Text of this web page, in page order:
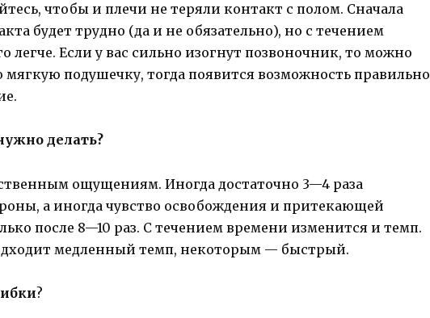
чтобы и плечи не теряли контакт с полом. Сначала
будет трудно (да и не обязательно), но с течением
легче. Если у вас сильно изогнут позвоночник, то можно
подушечку, тогда появится возмож­ность правильно
делать?
ощущениям. Иногда достаточно 3—4 раза
а иногда чувство освобождения и притекающей
после 8—10 раз. С течением времени изменится и темп.
медленный темп, неко­торым — быстрый.
?